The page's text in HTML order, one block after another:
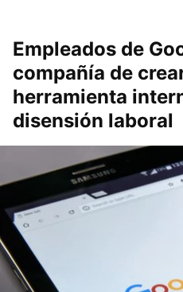
Empleados de
compañía de
herramienta
disensión laboral